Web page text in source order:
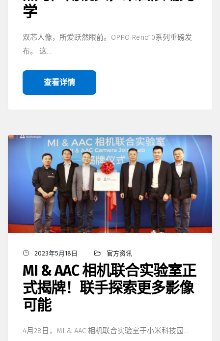
学
双芯人像，所爱跃然眼前。OPPO Reno10系列重磅发
布。 这…
查看详情
2023年5月18日 官方资讯
MI & AAC 相机联合实验室正
式揭牌！联手探索更多影像
可能
4月28日，MI & AAC 相机联合实验室于小米科技园…